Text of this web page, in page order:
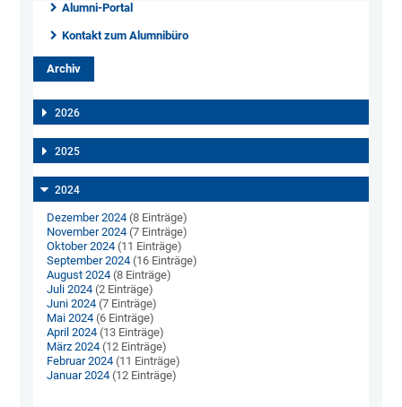
Alumni-Portal
Kontakt zum Alumnibüro
Archiv
2026
2025
2024
Dezember 2024 (8 Einträge)
November 2024 (7 Einträge)
Oktober 2024 (11 Einträge)
September 2024 (16 Einträge)
August 2024 (8 Einträge)
Juli 2024 (2 Einträge)
Juni 2024 (7 Einträge)
Mai 2024 (6 Einträge)
April 2024 (13 Einträge)
März 2024 (12 Einträge)
Februar 2024 (11 Einträge)
Januar 2024 (12 Einträge)